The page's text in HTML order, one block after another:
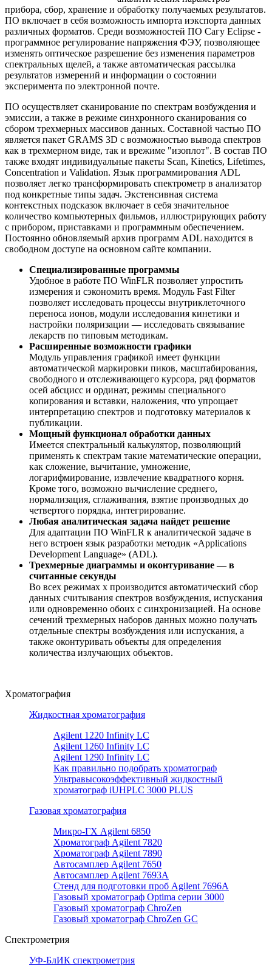
прибора, сбор, хранение и обработку получаемых результатов.
ПО включает в себя возможность импорта иэкспорта данных
различных форматов. Среди возможностей ПО Сагу Eclipse -
программное регулирование напряжения ФЭУ, позволяющее
изменять оптическое разрешение без изменения параметров
спектральных щелей, а также автоматическая рассылка
результатов измерений и информации о состоянии
эксперимента по электронной почте.
ПО осуществляет сканирование по спектрам возбуждения и
эмиссии, а также в режиме синхронного сканирования со
сбором трехмерных массивов данных. Составной частью ПО
является пакет GRAMS 3D с возможностью вывода спектров
как в трехмерном виде, так и врежиме "изоплот". В состав ПО
также входят индивидуальные пакеты Scan, Kinetics, Lifetimes,
Concentration и Validation. Язык программирования ADL
позволяет легко трансформировать спектрометр в анализатор
под конкретные типы задач. Экстенсивная система
контекстных подсказок включает в себя значительное
количество компьютерных фильмов, иллюстрирующих работу
с прибором, приставками и программным обеспечением.
Постоянно обновляемый архив программ ADL находится в
свободном доступе на основном сайте компании.
Специализированные программы
Удобное в работе ПО WinFLR позволяет упростить
измерения и сэкономить время. Модуль Fast Filter
позволяет исследовать процессы внутриклеточного
переноса ионов, модули исследования кинетики и
настройки поляризации — исследовать связывание
лекарств по типовым методикам.
Расширенные возможности графики
Модуль управления графикой имеет функции
автоматической маркировки пиков, масштабирования,
свободного и отслеживающего курсора, ряд форматов
осей абсцисс и ординат, режимы специального
копирования и вставки, наложения, что упрощает
интерпретацию спектров и подготовку материалов к
публикации.
Мощный функционал обработки данных
Имеется спектральный калькулятор, позволяющий
применять к спектрам такие математические операции,
как сложение, вычитание, умножение,
логарифмирование, извлечение квадратного корня.
Кроме того, возможно вычисление среднего,
нормализация, сглаживания, взятие производных до
четвертого порядка, интегрирование.
Любая аналитическая задача найдет решение
Для адаптации ПО WinFLR к аналитической задаче в
него встроен язык разработки методик «Applications
Development Language» (ADL).
Трехмерные диаграммы и оконтуривание — в
считанные секунды
Во всех режимах х производится автоматический сбор
данных считывания спектров возбуждения, испускания
или одновременно обоих с синхронизацией. На основе
сечений трехмерных наборов данных можно получать
отдельные спектры возбуждения или испускания, а
также оконтуривать объекты для определения
количества излучающих объектов.
Хроматография
Жидкостная хроматография
Agilent 1220 Infinity LC
Agilent 1260 Infinity LC
Agilent 1290 Infinity LC
Как правильно подобрать хроматограф
Ультравысокоэффективный жидкостный
хроматограф iUHPLC 3000 PLUS
Газовая хроматография
Микро-ГХ Agilent 6850
Хроматограф Agilent 7820
Хроматограф Agilent 7890
Автосамплер Agilent 7650
Автосамплер Agilent 7693A
Стенд для подготовки проб Agilent 7696А
Газовый хроматограф Optima серии 3000
Газовый хроматограф ChroZen
Газовый хроматограф ChroZen GC
Спектрометрия
УФ-БлИК спектрометрия